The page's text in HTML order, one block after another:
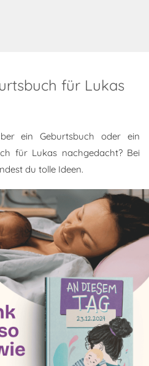
für Lukas
ein Geburtsbuch oder ein
für Lukas nachgedacht? Bei
du tolle Ideen.